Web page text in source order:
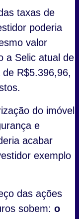
taxas de
poderia
valor
a Selic atual de
R$5.396,96,
do imóvel
e
acabar
exemplo
das ações
sobem: o